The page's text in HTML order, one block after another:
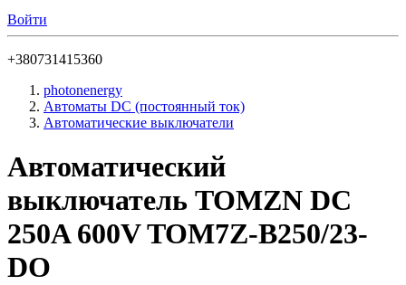
Войти
+380731415360
photonenergy
Автоматы DC (постоянный ток)
Автоматические выключатели
Автоматический
выключатель TOMZN DC
250A 600V TOM7Z-B250/23-
DO